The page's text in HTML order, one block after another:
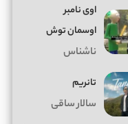
اوی نامبر
اوسمان توش
ناشناس
تانریم
سالار ساقی